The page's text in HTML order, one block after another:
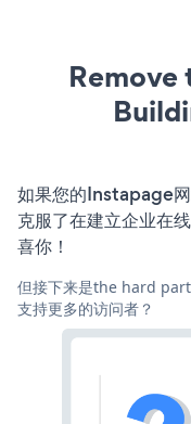
Remove
如果您的Instapage
克服了在建立企业在
喜你！
但接下来是the hard
支持更多的访问者？